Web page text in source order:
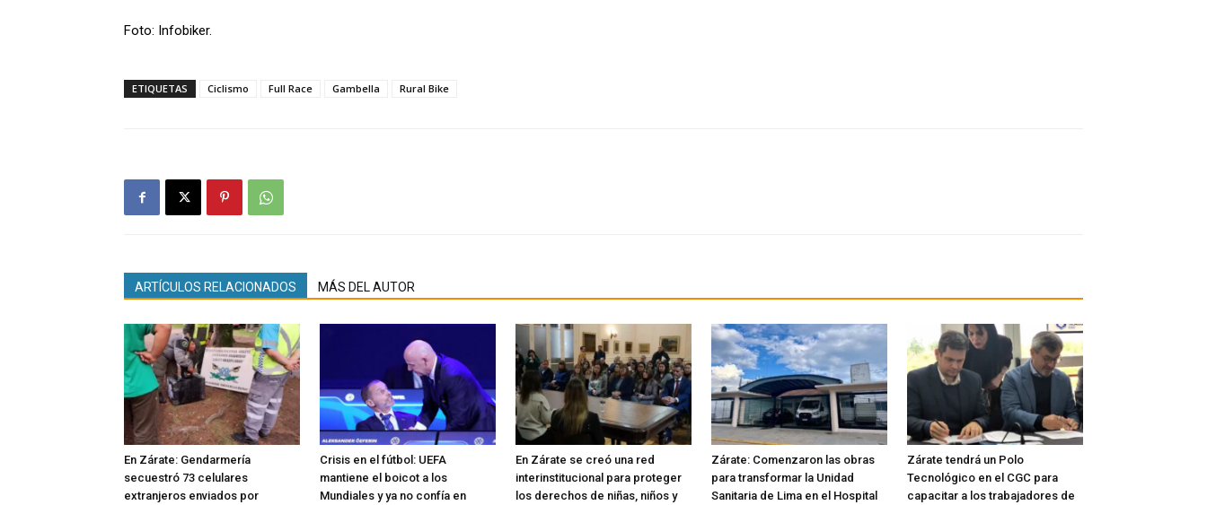
Foto: Infobiker.
ETIQUETAS Ciclismo Full Race Gambella Rural Bike
ARTÍCULOS RELACIONADOS MÁS DEL AUTOR
En Zárate: Gendarmería
secuestró 73 celulares
extranjeros enviados por
Crisis en el fútbol: UEFA
mantiene el boicot a los
Mundiales y ya no confía en
En Zárate se creó una red
interinstitucional para proteger
los derechos de niñas, niños y
Zárate: Comenzaron las obras
para transformar la Unidad
Sanitaria de Lima en el Hospital
Zárate tendrá un Polo
Tecnológico en el CGC para
capacitar a los trabajadores de